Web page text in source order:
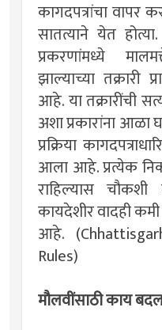
कागदपत्रांचा वापर
सातत्याने येत
प्रकरणांमध्ये
झाल्याच्या तक्रारी
आहे. या तक्रारींची
अशा प्रकारांना आळा
प्रक्रिया
आला आहे. प्रत्येक
राहिल्यास
कायदेशीर वादही कमी
आहे.
Rules)
मौलवींसाठी काय